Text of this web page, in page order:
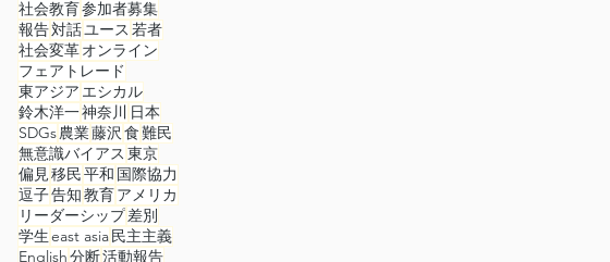
社会教育参加者募集
報告対話ユース 若者
社会変革オンライン
フェアトレード
東アジア エシカル
鈴木洋一神奈川 日本
SDGs農業藤沢 食難民
無意識バイアス 東京
偏見移民平和 国際協力
逗子告知教育アメリカ
リーダーシップ差別
学生east asia民主主義
English分断活動報告